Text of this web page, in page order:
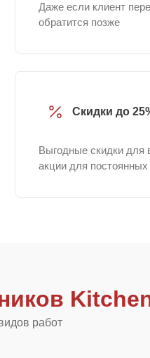
Даже если клиент
обратится позже
Скидки до
Выгодные скидки для
акции для постоянных
работ